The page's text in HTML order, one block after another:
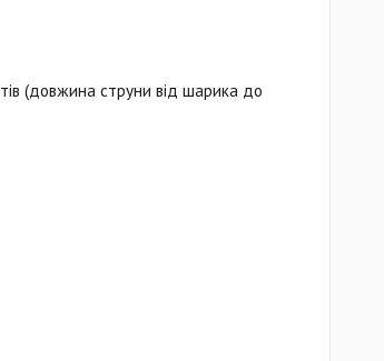
(довжина струни від шарика до